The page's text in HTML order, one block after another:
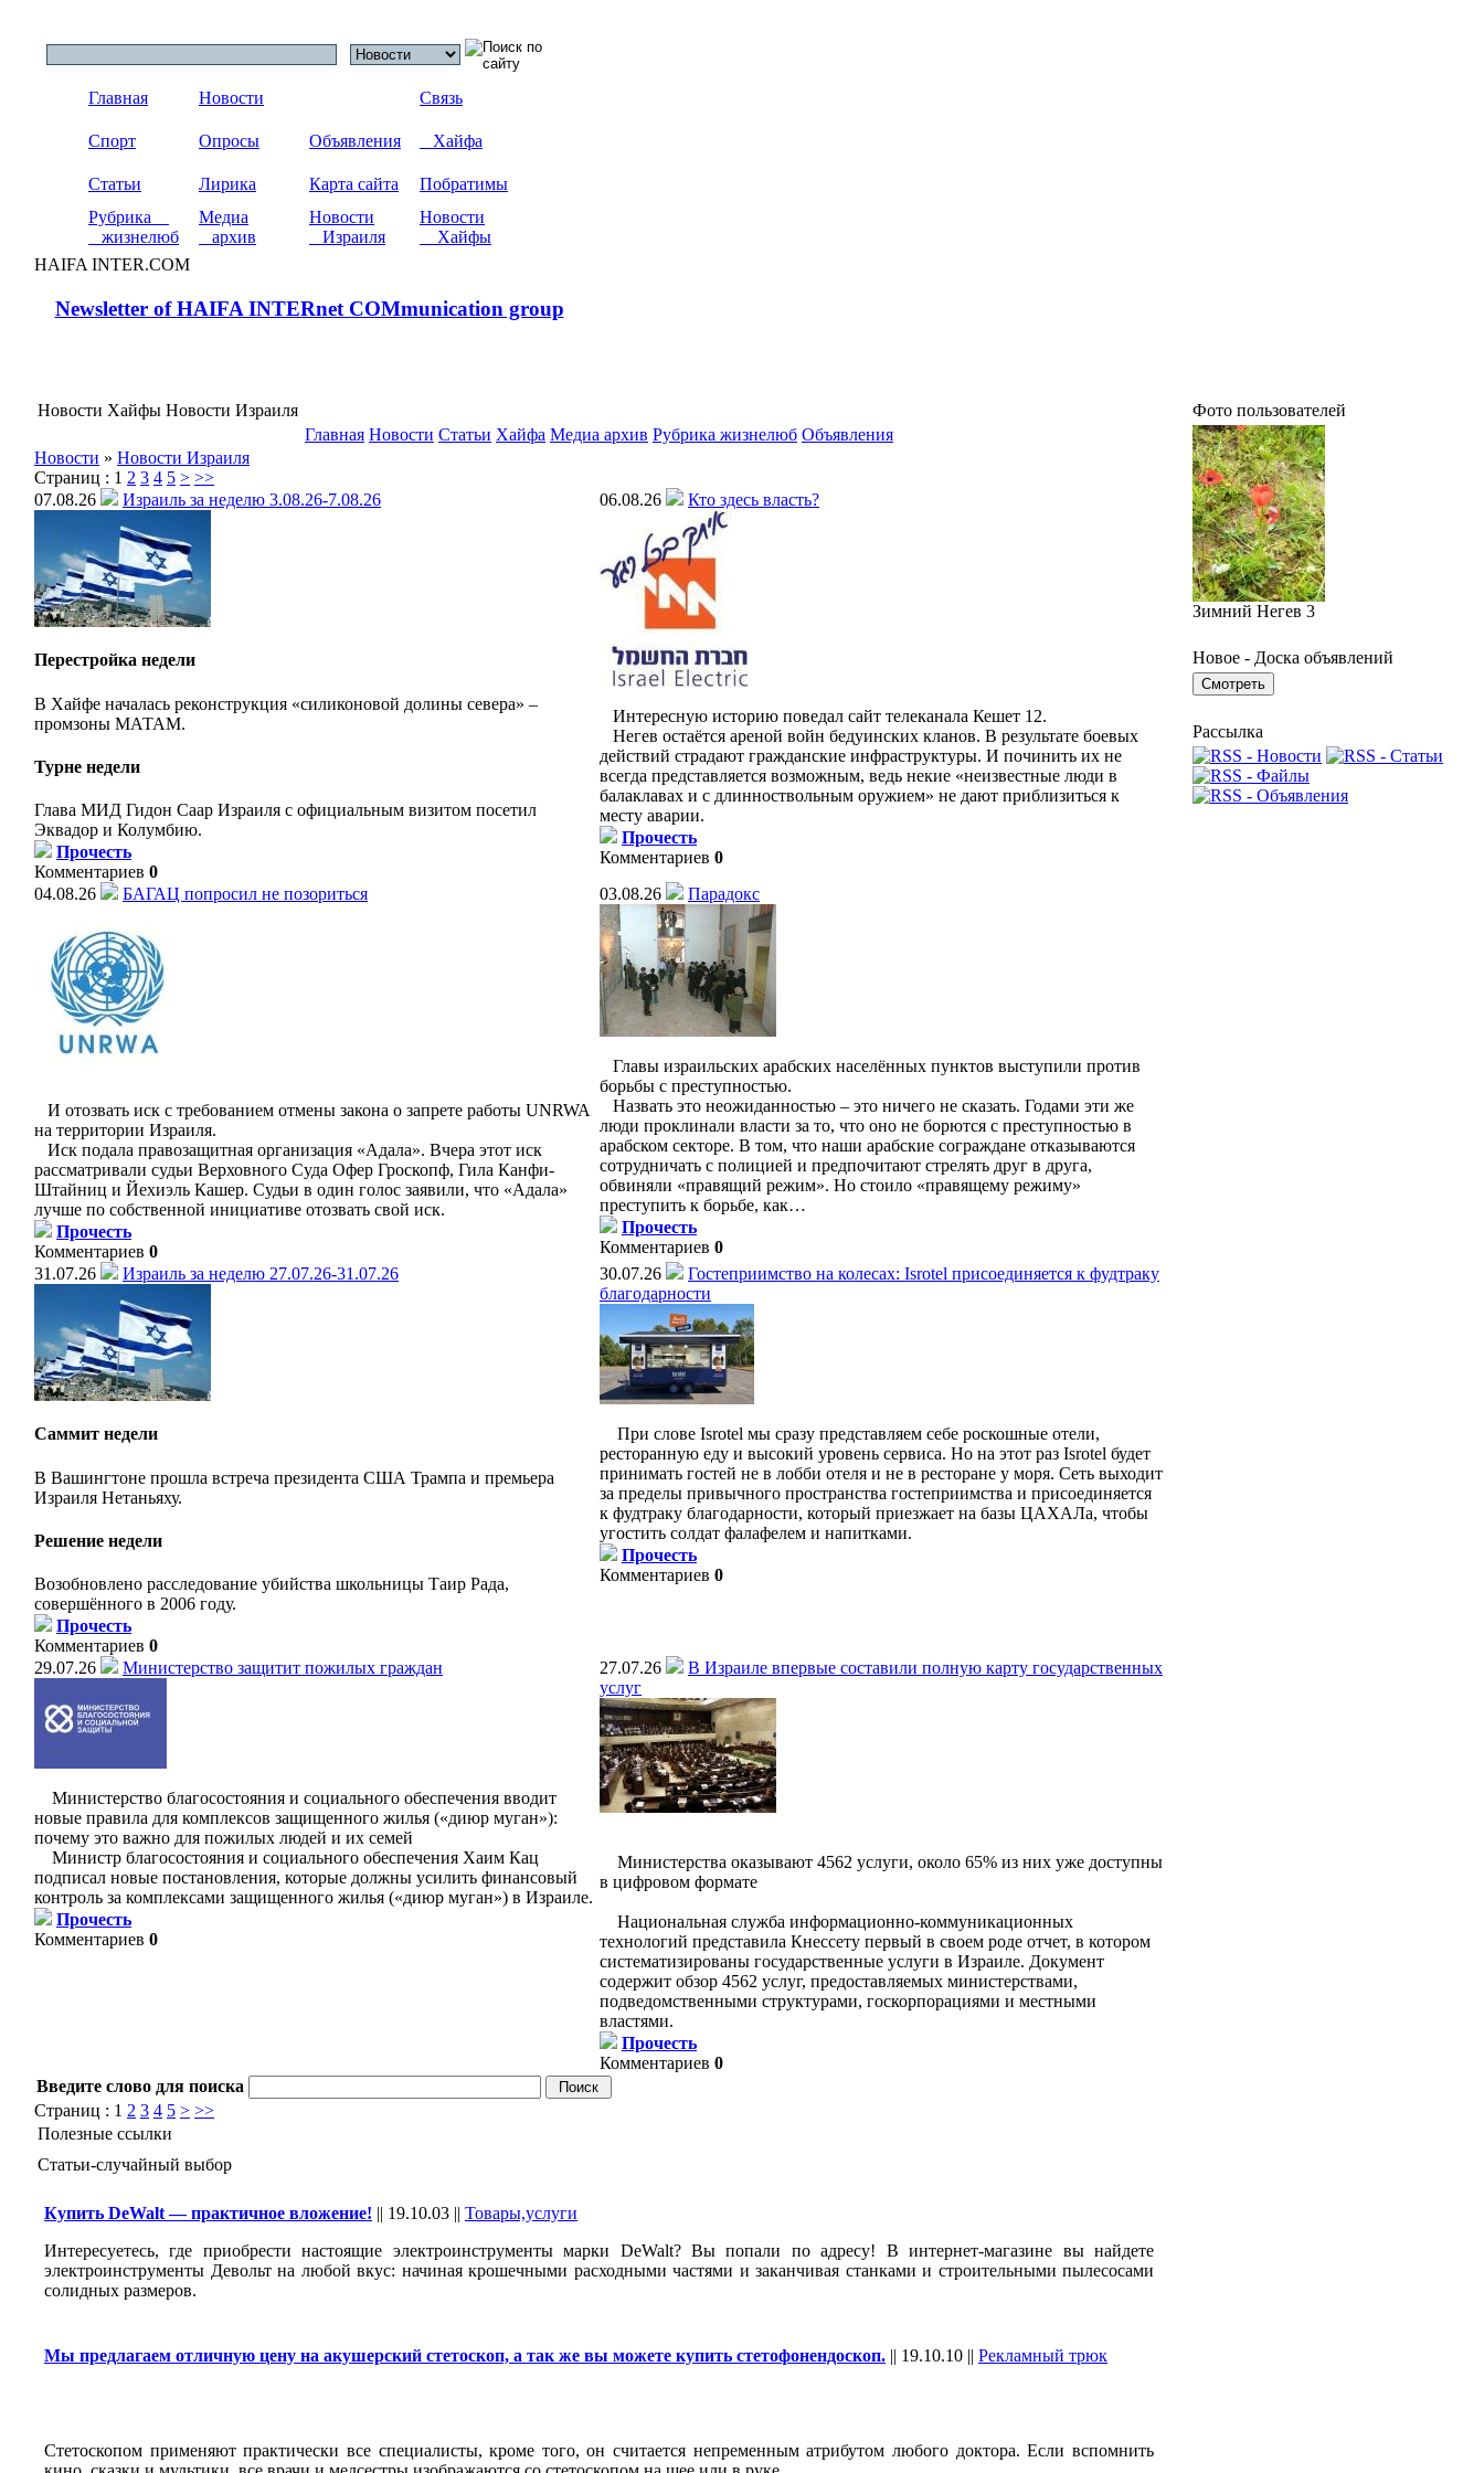
Главная Новости Связь
Спорт Опросы Объявления Хайфа
Статьи Лирика Карта сайта
Побратимы
Рубрика
жизнелюб
Медиа
архив
Новости
Израиля
Новости
Хайфы
HAIFA INTER.COM
Newsletter of HAIFA INTERnet COMmunication group
Новости Хайфы Новости Израиля
Главная Новости Статьи Хайфа Медиа архив Рубрика жизнелюб Объявления
Новости » Новости Израиля
Страниц : 1 2 3 4 5 > >>
07.08.26
Израиль за неделю 3.08.26-7.08.26
Перестройка недели
В Хайфе началась реконструкция «силиконовой долины севера» –
промзоны МАТАМ.
Турне недели
Глава МИД Гидон Саар Израиля с официальным визитом посетил
Эквадор и Колумбию.
Прочесть
Комментариев 0
06.08.26 Кто здесь власть?
Интересную историю поведал сайт телеканала Кешет 12.
Негев остаётся ареной войн бедуинских кланов. В результате боевых
действий страдают гражданские инфраструктуры. И починить их не
всегда представляется возможным, ведь некие «неизвестные люди в
балаклавах и с длинноствольным оружием» не дают приблизиться к
месту аварии.
Прочесть
Комментариев 0
04.08.26
БАГАЦ попросил не позориться
И отозвать иск с требованием отмены закона о запрете работы UNRWA
на территории Израиля.
Иск подала правозащитная организация «Адала». Вчера этот иск
рассматривали судьи Верховного Суда Офер Гроскопф, Гила Канфи-
Штайниц и Йехиэль Кашер. Судьи в один голос заявили, что «Адала»
лучше по собственной инициативе отозвать свой иск.
Прочесть
Комментариев 0
03.08.26 Парадокс
Главы израильских арабских населённых пунктов выступили против
борьбы с преступностью.
Назвать это неожиданностью – это ничего не сказать. Годами эти же
люди проклинали власти за то, что оно не борются с преступностью в
арабском секторе. В том, что наши арабские сограждане отказываются
сотрудничать с полицией и предпочитают стрелять друг в друга,
обвиняли «правящий режим». Но стоило «правящему режиму»
преступить к борьбе, как…
Прочесть
Комментариев 0
31.07.26
Израиль за неделю 27.07.26-31.07.26
Саммит недели
В Вашингтоне прошла встреча президента США Трампа и премьера
Израиля Нетаньяху.
Решение недели
Возобновлено расследование убийства школьницы Таир Рада,
совершённого в 2006 году.
Прочесть
Комментариев 0
30.07.26
Гостеприимство на колесах: Isrotel присоединяется к фудтраку
благодарности
При слове Isrotel мы сразу представляем себе роскошные отели,
ресторанную еду и высокий уровень сервиса. Но на этот раз Isrotel будет
принимать гостей не в лобби отеля и не в ресторане у моря. Cеть выходит
за пределы привычного пространства гостеприимства и присоединяется
к фудтраку благодарности, который приезжает на базы ЦАХАЛа, чтобы
угостить солдат фалафелем и напитками.
Прочесть
Комментариев 0
29.07.26 Министерство защитит пожилых граждан
Министерство благосостояния и социального обеспечения вводит
новые правила для комплексов защищенного жилья («диюр муган»):
почему это важно для пожилых людей и их семей
Министр благосостояния и социального обеспечения Хаим Кац
подписал новые постановления, которые должны усилить финансовый
контроль за комплексами защищенного жилья («диюр муган») в Израиле.
Прочесть
Комментариев 0
27.07.26
В Израиле впервые составили полную карту государственных
услуг
Министерства оказывают 4562 услуги, около 65% из них уже доступны
в цифровом формате
Национальная служба информационно-коммуникационных
технологий представила Кнессету первый в своем роде отчет, в котором
систематизированы государственные услуги в Израиле. Документ
содержит обзор 4562 услуг, предоставляемых министерствами,
подведомственными структурами, госкорпорациями и местными
властями.
Прочесть
Комментариев 0
Введите слово для поиска
Страниц : 1 2 3 4 5 > >>
Полезные ссылки
Статьи-случайный выбор
Купить DeWalt — практичное вложение! || 19.10.03 || Товары,услуги
Интересуетесь, где приобрести настоящие электроинструменты марки DeWalt? Вы попали по адресу! В интернет-магазине вы найдете
электроинструменты Девольт на любой вкус: начиная крошечными расходными частями и заканчивая станками и строительными пылесосами
солидных размеров.
Мы предлагаем отличную цену на акушерский стетоскоп, а так же вы можете купить стетофонендоскоп. || 19.10.10 || Рекламный трюк
Стетоскопом применяют практически все специалисты, кроме того, он считается непременным атрибутом любого доктора. Если вспомнить
Фото пользователей
Зимний Негев 3
Новое - Доска объявлений
Рассылка